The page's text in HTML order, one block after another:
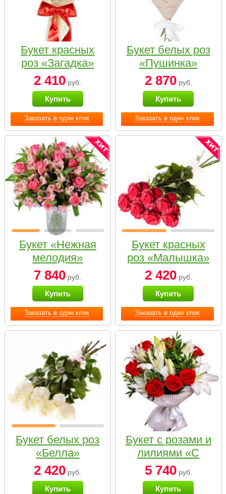
Заказать в один клик
Букет красных
роз «Загадка»
2 410 руб.
Купить
Заказать в один клик
Букет белых роз
«Пушинка»
2 870руб.
Купить
Заказать в один клик
Букет «Нежная
мелодия»
7 840 руб.
Купить
Заказать в один клик
Букет красных
роз «Малышка»
2 420руб.
Купить
Букет белых роз
«Белла»
2 420 руб.
Купить
Букет с розами и
лилиями «С
наилучшими
пожеланиями»
5 740руб.
Купить